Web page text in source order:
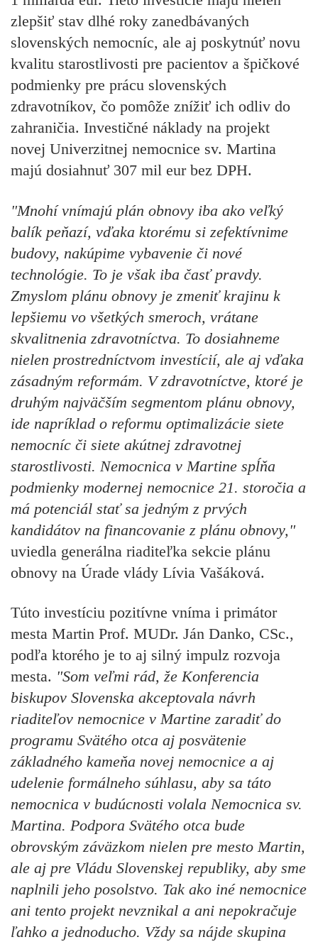
zlepšiť stav dlhé roky zanedbávaných
slovenských nemocníc, ale aj poskytnúť novu
kvalitu starostlivosti pre pacientov a špičkové
podmienky pre prácu slovenských
zdravotníkov, čo pomôže znížiť ich odliv do
zahraničia. Investičné náklady na projekt
novej Univerzitnej nemocnice sv. Martina
majú dosiahnuť 307 mil eur bez DPH.
"Mnohí vnímajú plán obnovy iba ako veľký
balík peňazí, vďaka ktorému si zefektívnime
budovy, nakúpime vybavenie či nové
technológie. To je však iba časť pravdy.
Zmyslom plánu obnovy je zmeniť krajinu k
lepšiemu vo všetkých smeroch, vrátane
skvalitnenia zdravotníctva. To dosiahneme
nielen prostredníctvom investícií, ale aj vďaka
zásadným reformám. V zdravotníctve, ktoré je
druhým najväčším segmentom plánu obnovy,
ide napríklad o reformu optimalizácie siete
nemocníc či siete akútnej zdravotnej
starostlivosti. Nemocnica v Martine spĺňa
podmienky modernej nemocnice 21. storočia a
má potenciál stať sa jedným z prvých
kandidátov na financovanie z plánu obnovy,"
uviedla generálna riaditeľka sekcie plánu
obnovy na Úrade vlády Lívia Vašáková.
Túto investíciu pozitívne vníma i primátor
mesta Martin Prof. MUDr. Ján Danko, CSc.,
podľa ktorého je to aj silný impulz rozvoja
mesta. "Som veľmi rád, že Konferencia
biskupov Slovenska akceptovala návrh
riaditeľov nemocnice v Martine zaradiť do
programu Svätého otca aj posvätenie
základného kameňa novej nemocnice a aj
udelenie formálneho súhlasu, aby sa táto
nemocnica v budúcnosti volala Nemocnica sv.
Martina. Podpora Svätého otca bude
obrovským záväzkom nielen pre mesto Martin,
ale aj pre Vládu Slovenskej republiky, aby sme
naplnili jeho posolstvo. Tak ako iné nemocnice
ani tento projekt nevznikal a ani nepokračuje
ľahko a jednoducho. Vždy sa nájde skupina